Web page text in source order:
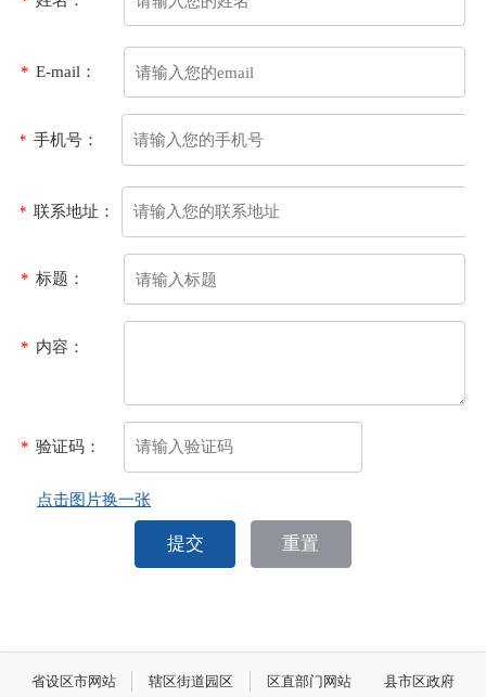
* E-mail：
* 手机号：
* 联系地址：
* 标题：
* 内容：
* 验证码：
点击图片换一张
提交 重置
省设区市网站 辖区街道园区 区直部门网站 县市区政府